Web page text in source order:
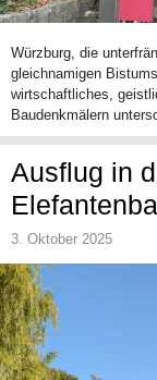
Würzburg, die
gleichnamigen
wirtschaftliches,
Baudenkmälern
Ausflug in
3. Oktober 2025